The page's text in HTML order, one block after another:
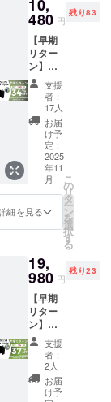
の生活をよ
り豊かに、
快適にする
ことが弊社
理念で
。
どうぞよろ
しくお願い
致します！
10,
480 円
残り83
【早期
リター
ン】（8
月中旬
に発送
しま
す） ・
リター
ン内
容：
BROOK
LYN
Outdoo
r Drip
Set ×１
セット
予定販
売価
額：
15,980
円 食品
内容：
・名
称：
GLAFE
コー
ヒー豆
支援
者：
17人
お届
け予
定：
2025
年11
月
細を見る
こ
の
リ
タ
ー
ン
を
選
択
す
る
19,
980 円
残り23
【早期
リター
ン】（8
月中旬
に発送
しま
す） ・
リター
支援
者：
2人
お届
け予